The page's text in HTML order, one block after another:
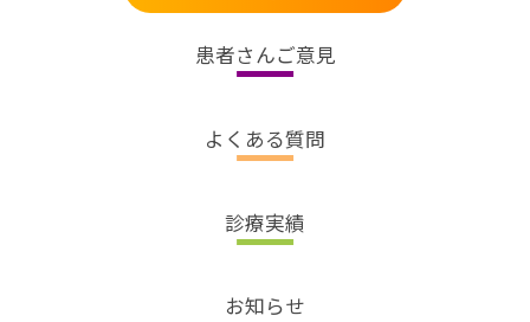
患者さんご意見
よくある質問
診療実績
お知らせ